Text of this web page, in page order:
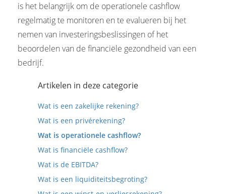
is het belangrijk om de operationele cashflow
regelmatig te monitoren en te evalueren bij het
nemen van investeringsbeslissingen of het
beoordelen van de financiële gezondheid van een
bedrijf.
Artikelen in deze categorie
Wat is een zakelijke rekening?
Wat is een privérekening?
Wat is operationele cashflow?
Wat is financiële cashflow?
Wat is de EBITDA?
Wat is een liquiditeitsbegroting?